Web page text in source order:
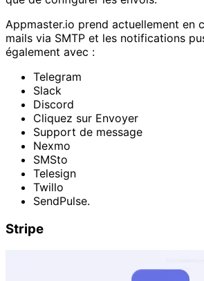
Appmaster.io prend actuellement en
mails via SMTP et les notifications
également avec :
Telegram
Slack
Discord
Cliquez sur Envoyer
Support de message
Nexmo
SMSto
Telesign
Twillo
SendPulse.
Stripe